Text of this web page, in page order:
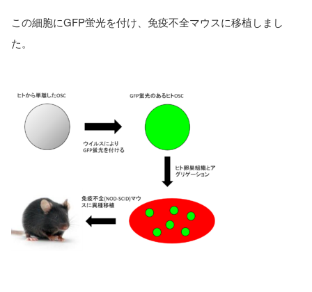
この細胞にGFP蛍光を付け、免疫不全マウスに移植しまし
た。